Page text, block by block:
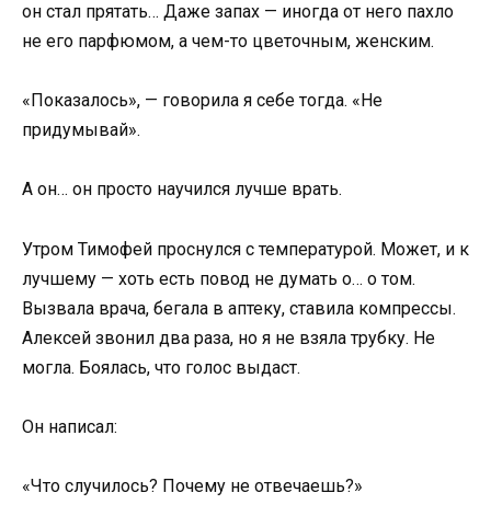
он стал прятать… Даже запах — иногда от него пахло
не его парфюмом, а чем-то цветочным, женским.
«Показалось», — говорила я себе тогда. «Не
придумывай».
А он… он просто научился лучше врать.
Утром Тимофей проснулся с температурой. Может, и к
лучшему — хоть есть повод не думать о… о том.
Вызвала врача, бегала в аптеку, ставила компрессы.
Алексей звонил два раза, но я не взяла трубку. Не
могла. Боялась, что голос выдаст.
Он написал:
«Что случилось? Почему не отвечаешь?»